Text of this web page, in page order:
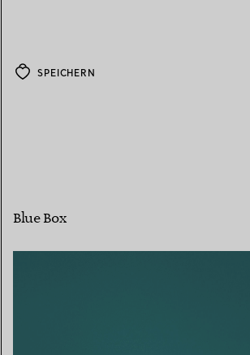
SPEICHERN
Blue Box